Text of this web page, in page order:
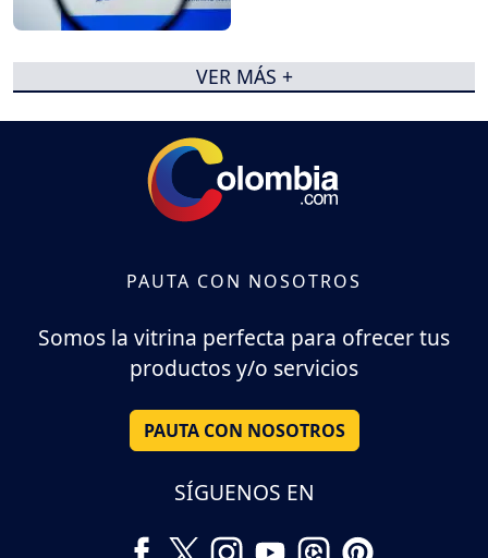
VER MÁS +
PAUTA CON NOSOTROS
Somos la vitrina perfecta para ofrecer tus
productos y/o servicios
PAUTA CON NOSOTROS
SÍGUENOS EN